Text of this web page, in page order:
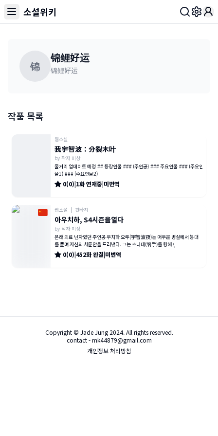
소설위키
锦
锦鲤好运
锦鲤好运
작품 목록
웹소설
我宇智波：分裂木叶
by 작자 미상
줄거리 업데이트 예정 ## 등장인물 ### (주인공) ### 주요인물 ### (주요인
물1) ### (주요인물2)
0(0)|1화연재중|미번역
웹소설 | 판타지
아우치하, S4시즌을열다
by 작자 미상
본래 의료 닌자였던 주인공 우치하 요루(宇智波夜)는 어두운 병실에서 붕대
를 풀며 자신의 사륜안을 드러낸다. 그는 츠나데(纲手)를 향해 \
0(0)|452화완결|미번역
Copyright © Jade Jung 2024. All rights reserved.
contact - mk44879@gmail.com
개인정보 처리방침